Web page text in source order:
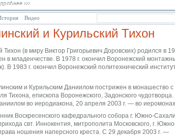
Видео
и Курильский Тихон
(в миру Виктор Григорьевич Доровских) родился в
в младенчестве. В 1978 г. окончил Воронежский
В 1983 г. окончил Воронежский политехнический
и Курильским Даниилом пострижен в монашество с
Тихона, епископа Воронежского, Задонского чудотворца.
во иеродиакона, 20 апреля 2003 г. — во
Воскресенского кафедрального собора г. Южно-
свт. Иннокентия, митрополита Московского, г.
ношения наперсного креста. С 29 декабря 2003 г. —